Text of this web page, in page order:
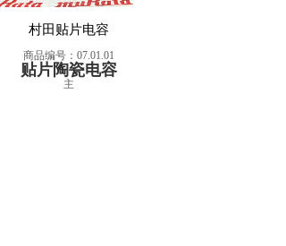
村田贴片电容
商品编号：07.01.01
贴片陶瓷电容
主